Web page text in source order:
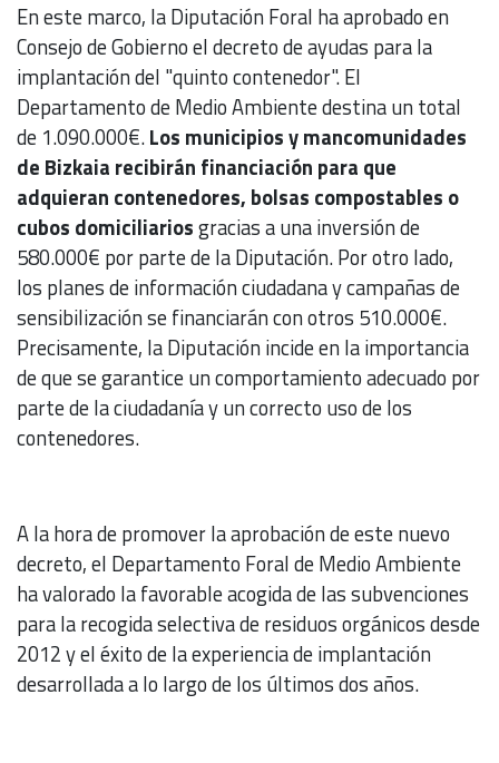
En este marco, la Diputación Foral ha aprobado en
Consejo de Gobierno el decreto de ayudas para la
implantación del "quinto contenedor". El
Departamento de Medio Ambiente destina un total
de 1.090.000€.Los municipios y mancomunidades
de Bizkaia recibirán financiación para que
adquieran contenedores, bolsas compostables o
cubos domiciliariosgracias a una inversión de
580.000€ por parte de la Diputación. Por otro lado,
los planes de información ciudadana y campañas de
sensibilización se financiarán con otros 510.000€.
Precisamente, la Diputación incide en la importancia
de que se garantice un comportamiento adecuado por
parte de la ciudadanía y un correcto uso de los
contenedores.
A la hora de promover la aprobación de este nuevo
decreto, el Departamento Foral de Medio Ambiente
ha valorado la favorable acogida de las subvenciones
para la recogida selectiva de residuos orgánicos desde
2012 y el éxito de la experiencia de implantación
desarrollada a lo largo de los últimos dos años.